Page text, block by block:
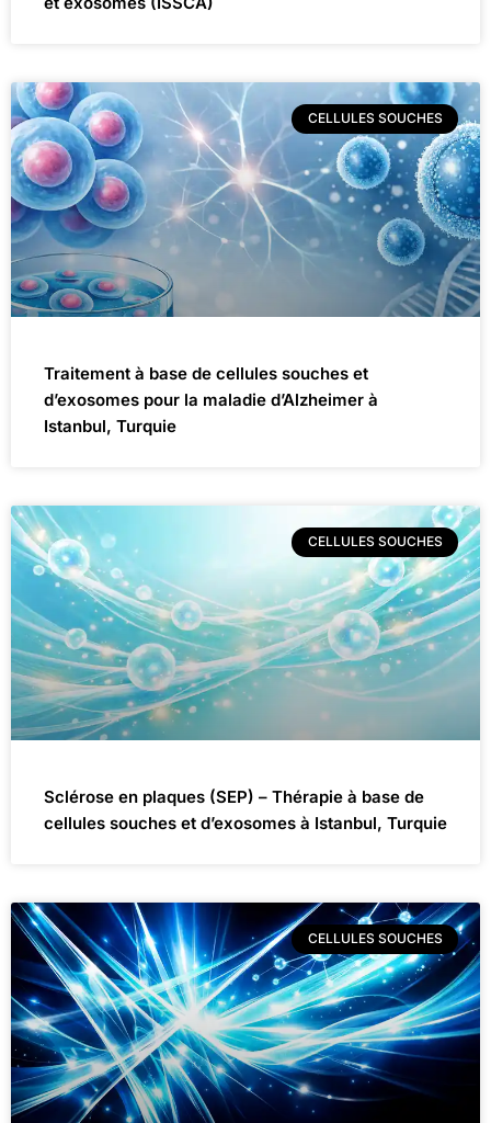
CELLULES SOUCHES
Traitement à base de cellules souches et
d’exosomes pour la maladie d’Alzheimer à
Istanbul, Turquie
CELLULES SOUCHES
Sclérose en plaques (SEP) – Thérapie à base de
cellules souches et d’exosomes à Istanbul, Turquie
CELLULES SOUCHES